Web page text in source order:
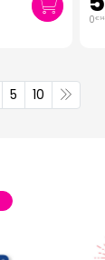
0€ 14
5 10